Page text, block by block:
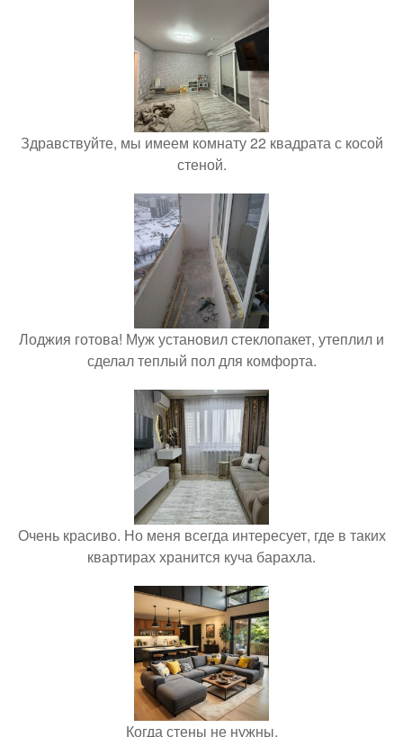
Здравствуйте, мы имеем комнату 22 квадрата с косой
стеной.
Лоджия готова! Муж установил стеклопакет, утеплил и
сделал теплый пол для комфорта.
Очень красиво. Но меня всегда интересует, где в таких
квартирах хранится куча барахла.
Когда стены не нужны.